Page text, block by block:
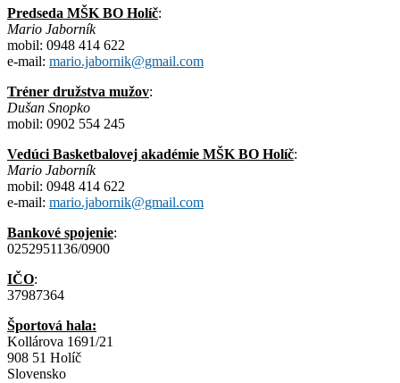
Predseda MŠK BO Holíč:
Mario Jaborník
mobil: 0948 414 622
e-mail: mario.jabornik@gmail.com
Tréner družstva mužov:
Dušan Snopko
mobil: 0902 554 245
Vedúci Basketbalovej akadémie MŠK BO Holíč:
Mario Jaborník
mobil: 0948 414 622
e-mail: mario.jabornik@gmail.com
Bankové spojenie:
0252951136/0900
IČO:
37987364
Športová hala:
Kollárova 1691/21
908 51 Holíč
Slovensko